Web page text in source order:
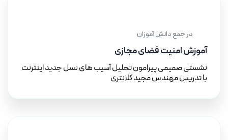
در جمع دانش آموزان
آموزش امنیت فضای مجازی
نشستی صمیمی پیرامون تحلیل آسیب های نسل جدید اینترنت
با تدریس مهندس مجید کلانتری